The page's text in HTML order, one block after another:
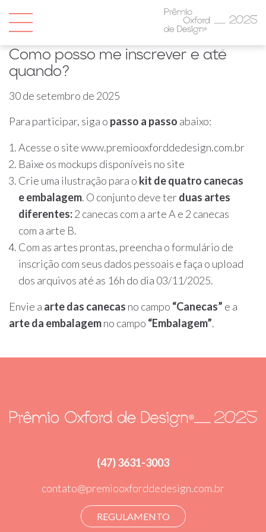
Como posso me inscrever e até
quando?
30 de setembro de 2025
Para participar, siga o passo a passo abaixo:
Acesse o site www.premiooxforddedesign.com.br
Baixe os mockups disponíveis no site
Crie uma ilustração para o kit de quatro canecas
e embalagem. O conjunto deve terduas artes
diferentes:2 canecas com a arte A e 2 canecas
com a arte B.
Com as artes prontas, preencha o formulário de
inscrição com seus dados pessoais e faça o upload
dos arquivos até as 16h do dia 03/11/2025.
Envie a arte das canecas no campo “Canecas” e a
arte da embalagemno campo “Embalagem”.
(47) 3631-3003
contato@premiooxforddedesign.com.br
REGULAMENTO